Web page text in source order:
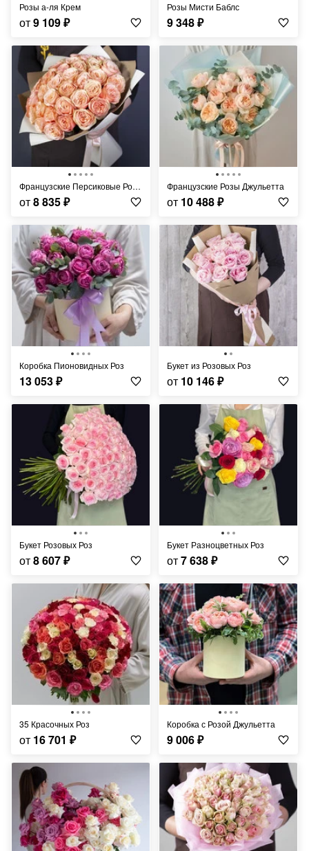
Розы а-ля Крем
от9 109₽
Розы Мисти Баблс
9 348₽
Французские Персиковые Розы
от8 835₽
Французские Розы Джульетта
от 10 488₽
Коробка Пионовидных Роз
13 053₽
Букет из Розовых Роз
от 10 146₽
Букет Розовых Роз
от8 607₽
Букет Разноцветных Роз
от7 638₽
35 Красочных Роз
от 16 701 ₽
Коробка с Розой Джульетта
9 006₽